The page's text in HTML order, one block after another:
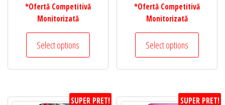
*Ofertă Competitivă
Monitorizată
Select options
*Ofertă Competitivă
Monitorizată
Select options
SUPER PRET! SUPER PRET!